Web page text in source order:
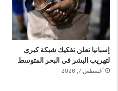
إسبانيا تعلن تفكيك شبكة كبرى
لتهريب البشر في البحر المتوسط
أغسطس 7, 2026